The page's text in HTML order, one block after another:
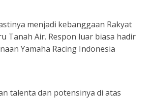
menjadi kebanggaan Rakyat
Tanah Air. Respon luar biasa hadir
Yamaha Racing Indonesia
talenta dan potensinya di atas